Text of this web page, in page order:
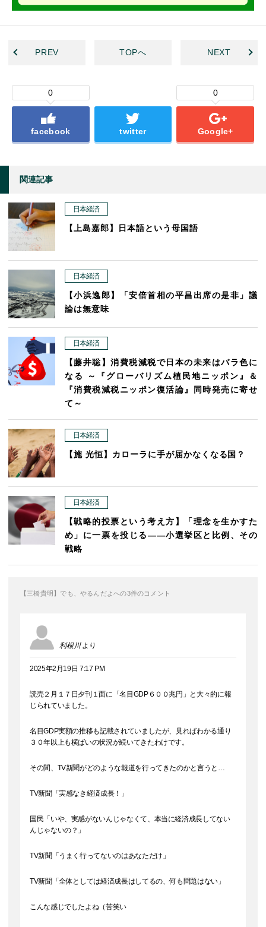
PREV TOPへ NEXT
0
facebook twitter
0
Google+
関連記事
日本経済
【上島嘉郎】日本語という母国語
日本経済
【小浜逸郎】「安倍首相の平昌出席の是非」議
論は無意味
日本経済
【藤井聡】消費税減税で日本の未来はバラ色に
なる ～『グローバリズム植民地ニッポン』＆
『消費税減税ニッポン復活論』同時発売に寄せ
て～
日本経済
【施 光恒】カローラに手が届かなくなる国？
日本経済
【戦略的投票という考え方】「理念を生かすた
め」に一票を投じる――小選挙区と比例、その
戦略
【三橋貴明】でも、やるんだよへの3件のコメント
利根川 より
2025年2月19日 7:17 PM
読売２月１７日夕刊１面に「名目GDP６００兆円」と大々的に報
じられていました。
名目GDP実額の推移も記載されていましたが、見ればわかる通り
３０年以上も横ばいの状況が続いてきたわけです。
その間、TV新聞がどのような報道を行ってきたのかと言うと…
TV新聞「実感なき経済成長！」
国民「いや、実感がないんじゃなくて、本当に経済成長してない
んじゃないの？」
TV新聞「うまく行ってないのはあなただけ」
TV新聞「全体としては経済成長はしてるの、何も問題はない」
こんな感じでしたよね（苦笑い